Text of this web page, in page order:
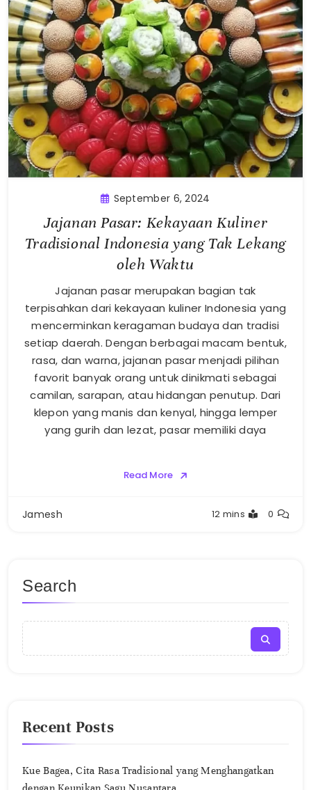
September 6, 2024
Jajanan Pasar: Kekayaan Kuliner
Tradisional Indonesia yang Tak Lekang
oleh Waktu
Jajanan pasar merupakan bagian tak
terpisahkan dari kekayaan kuliner Indonesia yang
mencerminkan keragaman budaya dan tradisi
setiap daerah. Dengan berbagai macam bentuk,
rasa, dan warna, jajanan pasar menjadi pilihan
favorit banyak orang untuk dinikmati sebagai
camilan, sarapan, atau hidangan penutup. Dari
klepon yang manis dan kenyal, hingga lemper
yang gurih dan lezat, pasar memiliki daya
Read More
Jamesh 12 mins 0
Search
Recent Posts
Kue Bagea, Cita Rasa Tradisional yang Menghangatkan